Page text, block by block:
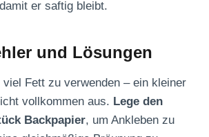
er saftig bleibt.
und Lösungen
Fett zu verwenden – ein kleiner
vollkommen aus. Lege den
Backpapier, um Ankleben zu